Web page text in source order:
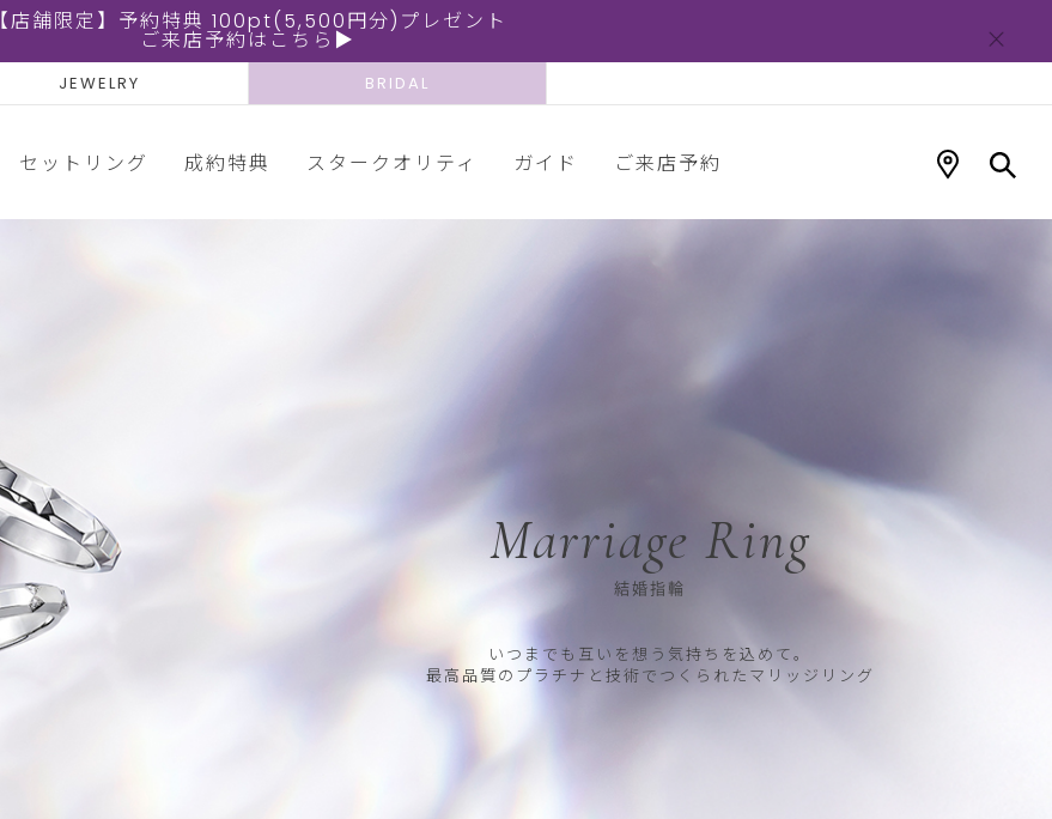
【店舗限定】予約特典 100pt(5,500円分)プレゼント
ご来店予約はこちら▶
JEWELRY BRIDAL
セットリング 成約特典 スタークオリティ ガイド ご来店予約
Marriage Ring
結婚指輪
いつまでも互いを想う気持ちを込めて。
最高品質のプラチナと技術でつくられたマリッジリング